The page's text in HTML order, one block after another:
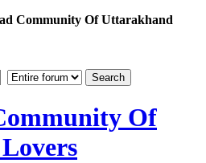
Community Of Uttarakhand
Of